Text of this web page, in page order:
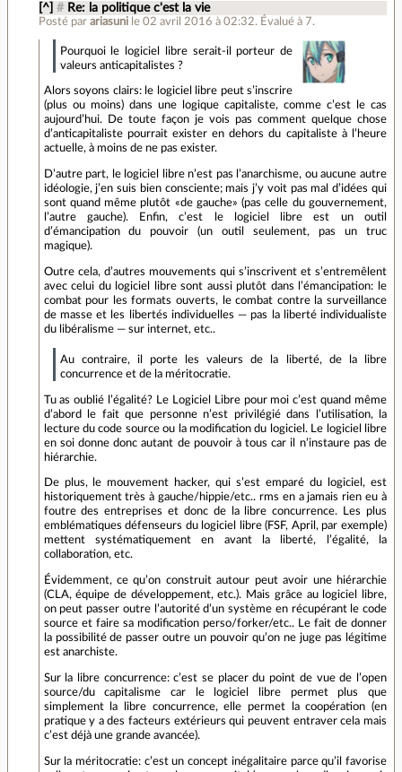
[^] # Re: la politique c'est la vie
Posté par ariasuni le 02 avril 2016 à 02:32. Évalué à 7.
Pourquoi le logiciel libre serait-il porteur de
valeurs anticapitalistes ?
Alors soyons clairs: le logiciel libre peut s’inscrire
(plus ou moins) dans une logique capitaliste, comme c’est le cas
aujourd’hui. De toute façon je vois pas comment quelque chose
d’anticapitaliste pourrait exister en dehors du capitaliste à l’heure
actuelle, à moins de ne pas exister.
D’autre part, le logiciel libre n’est pas l’anarchisme, ou aucune autre
idéologie, j’en suis bien consciente; mais j’y voit pas mal d’idées qui
sont quand même plutôt «de gauche» (pas celle du gouvernement,
l’autre gauche). Enfin, c’est le logiciel libre est un outil
d’émancipation du pouvoir (un outil seulement, pas un truc
magique).
Outre cela, d’autres mouvements qui s’inscrivent et s’entremêlent
avec celui du logiciel libre sont aussi plutôt dans l’émancipation: le
combat pour les formats ouverts, le combat contre la surveillance
de masse et les libertés individuelles — pas la liberté individualiste
du libéralisme — sur internet, etc..
Au contraire, il porte les valeurs de la liberté, de la libre
concurrence et de la méritocratie.
Tu as oublié l’égalité? Le Logiciel Libre pour moi c’est quand même
d’abord le fait que personne n’est privilégié dans l’utilisation, la
lecture du code source ou la modification du logiciel. Le logiciel libre
en soi donne donc autant de pouvoir à tous car il n’instaure pas de
hiérarchie.
De plus, le mouvement hacker, qui s’est emparé du logiciel, est
historiquement très à gauche/hippie/etc.. rms en a jamais rien eu à
foutre des entreprises et donc de la libre concurrence. Les plus
emblématiques défenseurs du logiciel libre (FSF, April, par exemple)
mettent systématiquement en avant la liberté, l’égalité, la
collaboration, etc.
Évidemment, ce qu’on construit autour peut avoir une hiérarchie
(CLA, équipe de développement, etc.). Mais grâce au logiciel libre,
on peut passer outre l’autorité d’un système en récupérant le code
source et faire sa modification perso/forker/etc.. Le fait de donner
la possibilité de passer outre un pouvoir qu’on ne juge pas légitime
est anarchiste.
Sur la libre concurrence: c’est se placer du point de vue de l’open
source/du capitalisme car le logiciel libre permet plus que
simplement la libre concurrence, elle permet la coopération (en
pratique y a des facteurs extérieurs qui peuvent entraver cela mais
c’est déjà une grande avancée).
Sur la méritocratie: c’est un concept inégalitaire parce qu’il favorise